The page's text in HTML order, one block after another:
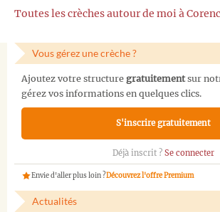
Toutes les crèches autour de moi à Corenc
Vous gérez une crèche ?
Ajoutez votre structure gratuitementsur
gérez vos informations en quelques clics.
S'inscrire gratuitement
Déjà inscrit ? Se connecter
Envie d'aller plus loin ?Découvrez l'offre Premium
Actualités